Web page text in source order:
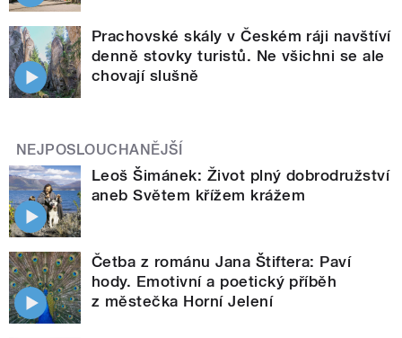
Prachovské skály v Českém ráji navštíví
denně stovky turistů. Ne všichni se ale
chovají slušně
NEJPOSLOUCHANĚJŠÍ
Leoš Šimánek: Život plný dobrodružství
aneb Světem křížem krážem
Četba z románu Jana Štiftera: Paví
hody. Emotivní a poetický příběh
z městečka Horní Jelení